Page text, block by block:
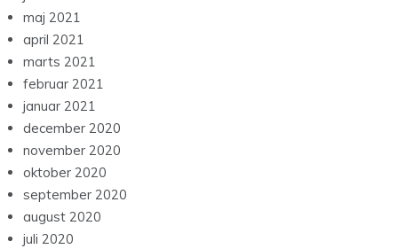
maj 2021
april 2021
marts 2021
februar 2021
januar 2021
december 2020
november 2020
oktober 2020
september 2020
august 2020
juli 2020